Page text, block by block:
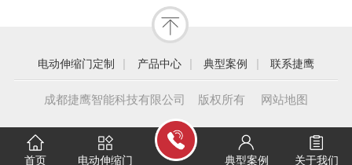
电动伸缩门定制 | 产品中心 | 典型案例 | 联系捷鹰
成都捷鹰智能科技有限公司 版权所有 网站地图
首页 电动伸缩门 典型案例 关于我们